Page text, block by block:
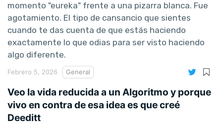
momento "eureka" frente a una pizarra blanca. Fue
agotamiento. El tipo de cansancio que sientes
cuando te das cuenta de que estás haciendo
exactamente lo que odias para ser visto haciendo
algo diferente.
Febrero 5, 2026 General
Veo la vida reducida a un Algoritmo y porque
vivo en contra de esa idea es que creé
Deeditt